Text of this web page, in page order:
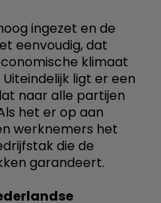
ingezet en de
eenvoudig, dat
klimaat
ligt er een
naar alle partijen
het er op aan
werknemers het
die de
garandeert.